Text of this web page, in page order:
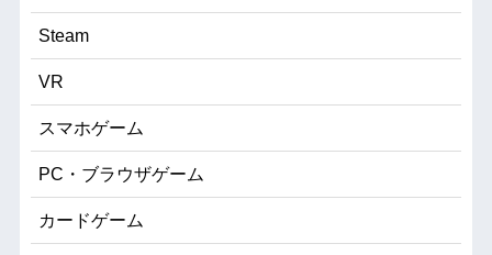
Steam
VR
スマホゲーム
PC・ブラウザゲーム
カードゲーム